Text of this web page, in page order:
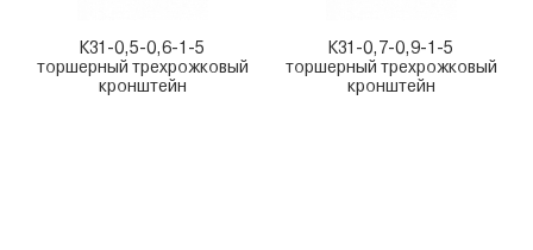
К31-0,5-0,6-1-5
торшерный трехрожковый
кронштейн
К31-0,7-0,9-1-5
торшерный трехрожковый
кронштейн